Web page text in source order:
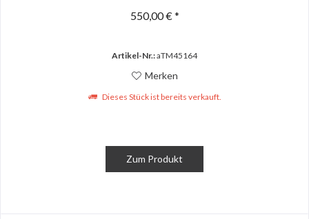
550,00 € *
Artikel-Nr.:aTM45164
Merken
Dieses Stück ist bereits verkauft.
Zum Produkt